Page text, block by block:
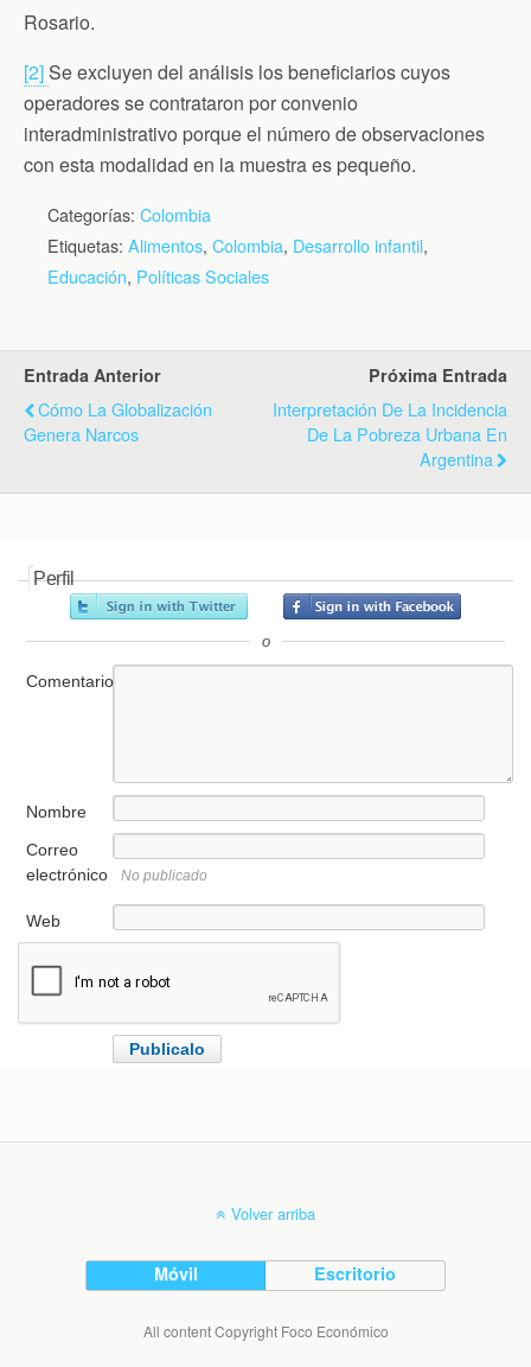
Rosario.
[2] Se excluyen del análisis los beneficiarios cuyos
operadores se contrataron por convenio
interadministrativo porque el número de observaciones
con esta modalidad en la muestra es pequeño.
Categorías: Colombia
Etiquetas: Alimentos, Colombia, Desarrollo infantil,
Educación, Políticas Sociales
Entrada Anterior
Cómo La Globalización
Genera Narcos
Próxima Entrada
Interpretación De La Incidencia
De La Pobreza Urbana En
Argentina
Perfil
o
Comentario
Nombre
Correo
electrónico
No publicado
Web
Volver arriba
Móvil Escritorio
All content Copyright Foco Económico